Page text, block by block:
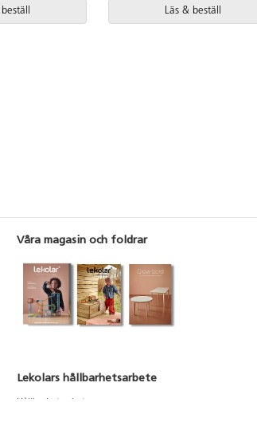
Läs & beställ
Våra magasin och foldrar
Lekolars hållbarhetsarbete